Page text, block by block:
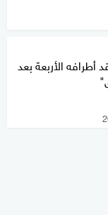
الأربعة بعد